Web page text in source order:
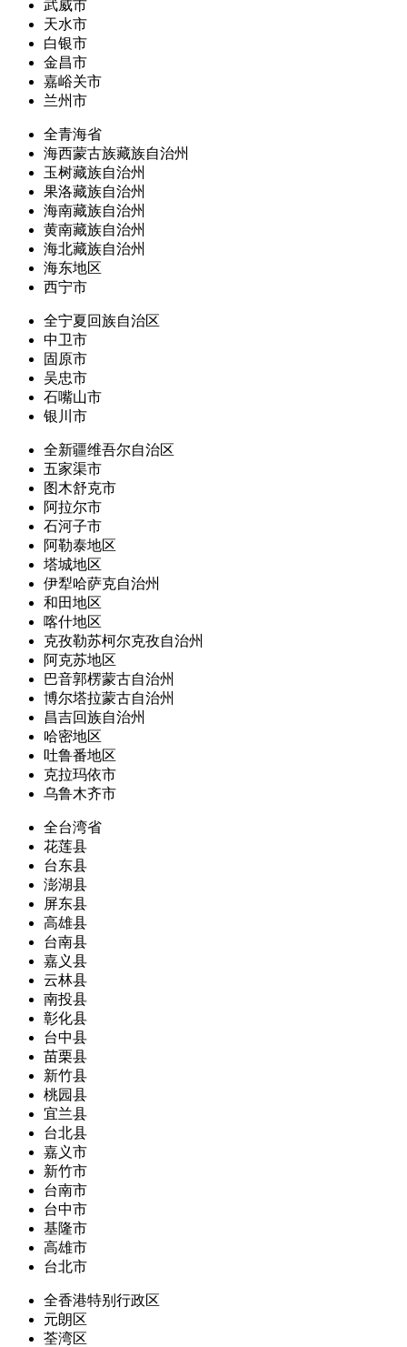
武威市
天水市
白银市
金昌市
嘉峪关市
兰州市
全青海省
海西蒙古族藏族自治州
玉树藏族自治州
果洛藏族自治州
海南藏族自治州
黄南藏族自治州
海北藏族自治州
海东地区
西宁市
全宁夏回族自治区
中卫市
固原市
吴忠市
石嘴山市
银川市
全新疆维吾尔自治区
五家渠市
图木舒克市
阿拉尔市
石河子市
阿勒泰地区
塔城地区
伊犁哈萨克自治州
和田地区
喀什地区
克孜勒苏柯尔克孜自治州
阿克苏地区
巴音郭楞蒙古自治州
博尔塔拉蒙古自治州
昌吉回族自治州
哈密地区
吐鲁番地区
克拉玛依市
乌鲁木齐市
全台湾省
花莲县
台东县
澎湖县
屏东县
高雄县
台南县
嘉义县
云林县
南投县
彰化县
台中县
苗栗县
新竹县
桃园县
宜兰县
台北县
嘉义市
新竹市
台南市
台中市
基隆市
高雄市
台北市
全香港特别行政区
元朗区
荃湾区